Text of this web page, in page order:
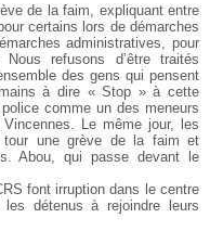
de la faim, expliquant entre
certains lors de démarches
administratives, pour
refusons d’être traités
des gens qui pensent
à dire « Stop » à cette
comme un des meneurs
Le même jour, les
tour une grève de la faim et
Abou, qui passe devant le
font irruption dans le centre
détenus à rejoindre leurs